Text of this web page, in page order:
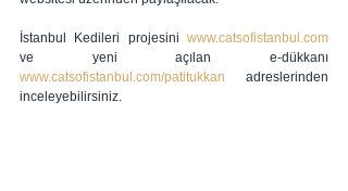
İstanbul Kedileri projesini
www.catsofistanbul.com/patitukkan adreslerinden
inceleyebilirsiniz.